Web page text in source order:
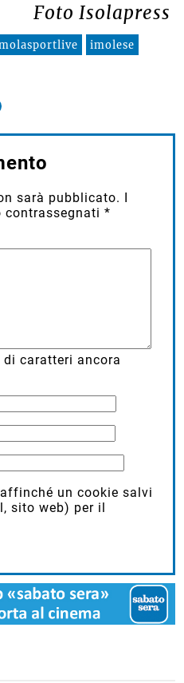
Foto Isolapress
imolese
sarà pubblicato. I
contrassegnati*
di caratteri ancora
un cookie salvi
sito web) per il